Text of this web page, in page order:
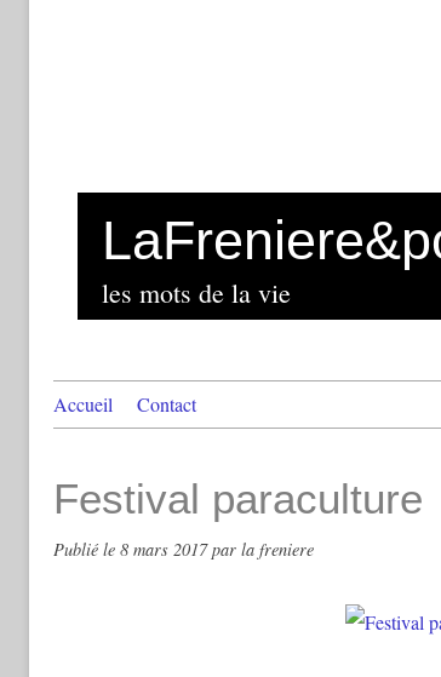
les mots de la vie
Accueil Contact
Festival paraculture
Publié le 8 mars 2017par la freniere